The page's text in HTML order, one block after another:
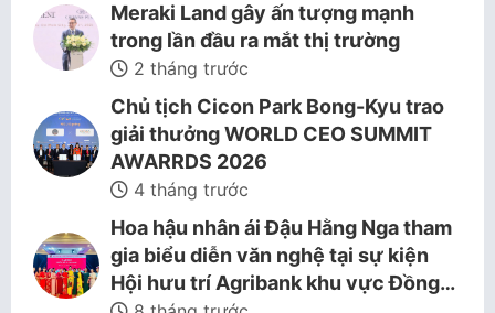
Meraki Land gây ấn tượng mạnh
trong lần đầu ra mắt thị trường
2 tháng trước
Chủ tịch Cicon Park Bong-Kyu trao
giải thưởng WORLD CEO SUMMIT
AWARRDS 2026
4 tháng trước
Hoa hậu nhân ái Đậu Hằng Nga tham
gia biểu diễn văn nghệ tại sự kiện
Hội hưu trí Agribank khu vực Đồng…